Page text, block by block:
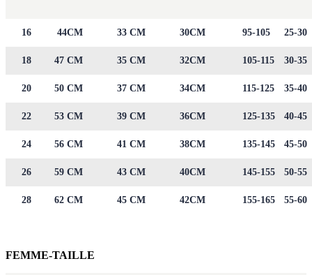
16 44CM 33 CM 30CM 95-105 25-30
18 47 CM 35 CM 32CM 105-115 30-35
20 50 CM 37 CM 34CM 115-125 35-40
22 53 CM 39 CM 36CM 125-135 40-45
24 56 CM 41 CM 38CM 135-145 45-50
26 59 CM 43 CM 40CM 145-155 50-55
28 62 CM 45 CM 42CM 155-165 55-60
FEMME-TAILLE